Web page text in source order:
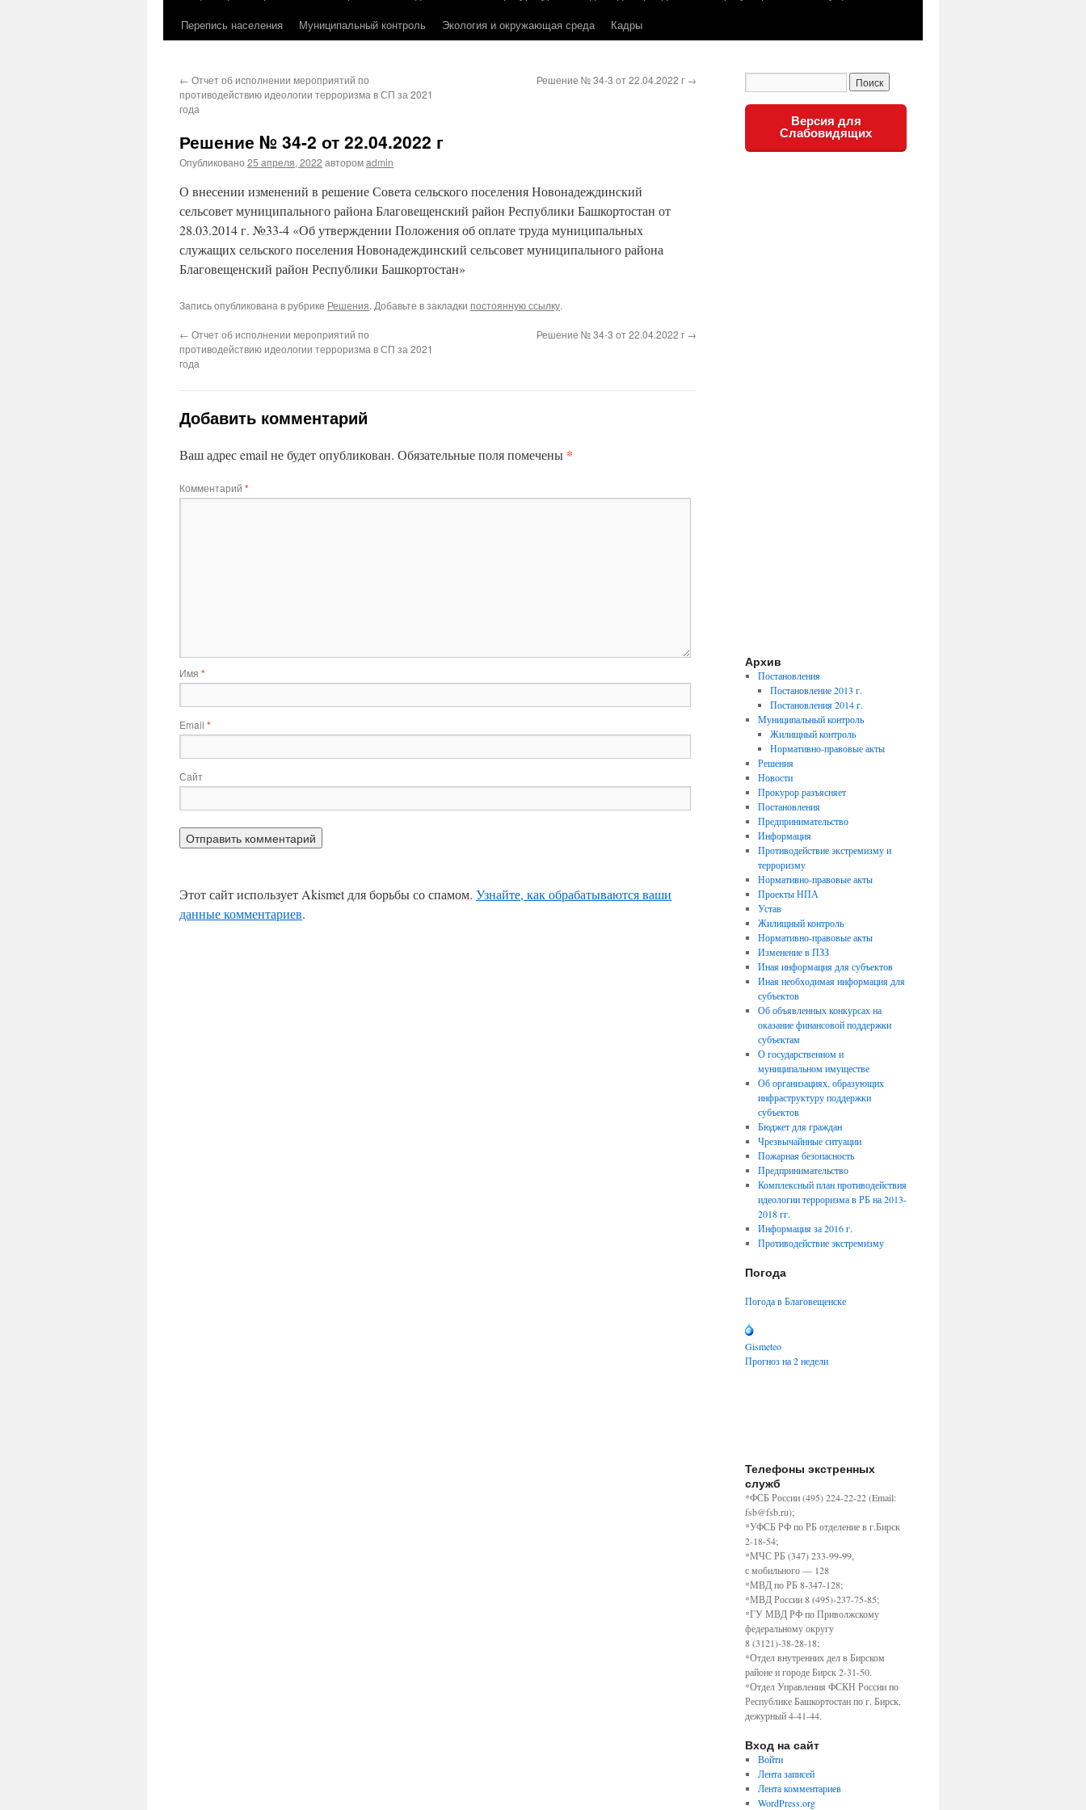
Перепись населения
Муниципальный контроль Экология и окружающая среда Кадры
← Отчет об исполнении мероприятий по
противодействию идеологии терроризма в СП за 2021
года
Решение № 34-3 от 22.04.2022 г →
Решение № 34-2 от 22.04.2022 г
Опубликовано 25 апреля, 2022 авторомadmin
О внесении изменений в решение Совета сельского поселения Новонадеждинский
сельсовет муниципального района Благовещенский район Республики Башкортостан от
28.03.2014 г. №33-4 «Об утверждении Положения об оплате труда муниципальных
служащих сельского поселения Новонадеждинский сельсовет муниципального района
Благовещенский район Республики Башкортостан»
Запись опубликована в рубрике Решения. Добавьте в закладки постоянную ссылку.
← Отчет об исполнении мероприятий по
противодействию идеологии терроризма в СП за 2021
года
Решение № 34-3 от 22.04.2022 г →
Добавить комментарий
Ваш адрес email не будет опубликован. Обязательные поля помечены *
Комментарий *
Имя *
Email *
Сайт
Этот сайт использует Akismet для борьбы со спамом. Узнайте, как обрабатываются ваши
данные комментариев.
Версия для
Слабовидящих
Архив
Постановления
Постановление 2013 г.
Постановления 2014 г.
Муниципальный контроль
Жилищный контроль
Нормативно-правовые акты
Решения
Новости
Прокурор разъясняет
Постановления
Предпринимательство
Информация
Противодействие экстремизму и
терроризму
Нормативно-правовые акты
Проекты НПА
Устав
Жилищный контроль
Нормативно-правовые акты
Изменение в ПЗЗ
Иная информация для субъектов
Иная необходимая информация для
субъектов
Об объявленных конкурсах на
оказание финансовой поддержки
субъектам
О государственном и
муниципальном имуществе
Об организациях, образующих
инфраструктуру поддержки
субъектов
Бюджет для граждан
Чрезвычайнные ситуации
Пожарная безопасность
Предпринимательство
Комплексный план противодействия
идеологии терроризма в РБ на 2013-
2018 гг.
Информация за 2016 г.
Противодействие экстремизму
Погода
Погода в Благовещенске
Gismeteo
Прогноз на 2 недели
Телефоны экстренных
служб
*ФСБ России (495) 224-22-22 (Email:
fsb@fsb.ru);
*УФСБ РФ по РБ отделение в г.Бирск
2-18-54;
*МЧС РБ (347) 233-99-99,
с мобильного — 128
*МВД по РБ 8-347-128;
*МВД России 8 (495)-237-75-85;
*ГУ МВД РФ по Приволжскому
федеральному округу
8 (3121)-38-28-18;
*Отдел внутренних дел в Бирском
районе и городе Бирск 2-31-50.
*Отдел Управления ФСКН России по
Республике Башкортостан по г. Бирск,
дежурный 4-41-44.
Вход на сайт
Войти
Лента записей
Лента комментариев
WordPress.org